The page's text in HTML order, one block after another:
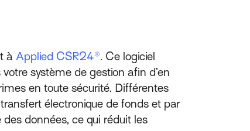
à Applied CSR24®. Ce logiciel
système de gestion afin d’en
en toute sécurité. Différentes
électronique de fonds et par
données, ce qui réduit les